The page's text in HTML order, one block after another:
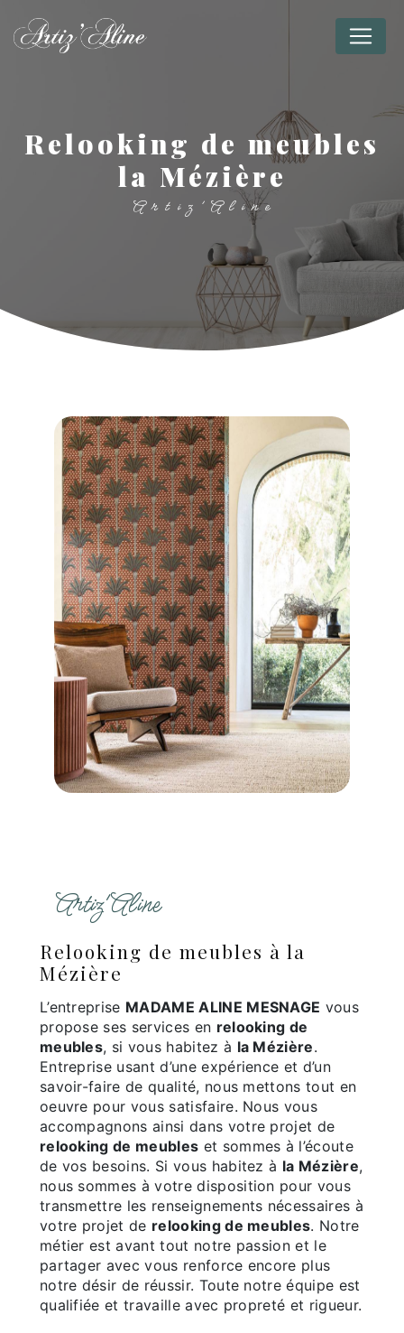
relooking de meubles
la Mézière
Artiz'Aline
Artiz'Aline
relooking de meubles à la
Mézière
L’entreprise MADAME ALINE MESNAGE vous
propose ses services en relooking de
meubles, si vous habitez à la Mézière.
Entreprise usant d’une expérience et d’un
savoir-faire de qualité, nous mettons tout en
oeuvre pour vous satisfaire. Nous vous
accompagnons ainsi dans votre projet de
relooking de meubles et sommes à l’écoute
de vos besoins. Si vous habitez à la Mézière,
nous sommes à votre disposition pour vous
transmettre les renseignements nécessaires à
votre projet de relooking de meubles. Notre
métier est avant tout notre passion et le
partager avec vous renforce encore plus
notre désir de réussir. Toute notre équipe est
qualifiée et travaille avec propreté et rigueur.